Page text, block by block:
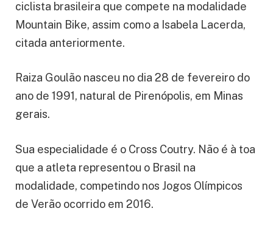
ciclista brasileira que compete na modalidade
Mountain Bike, assim como a Isabela Lacerda,
citada anteriormente.
Raiza Goulão nasceu no dia 28 de fevereiro do
ano de 1991, natural de Pirenópolis, em Minas
gerais.
Sua especialidade é o Cross Coutry. Não é à toa
que a atleta representou o Brasil na
modalidade, competindo nos Jogos Olímpicos
de Verão ocorrido em 2016.